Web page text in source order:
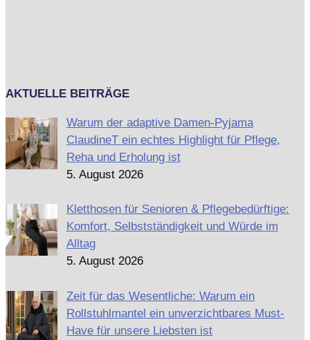
AKTUELLE BEITRÄGE
Warum der adaptive Damen-Pyjama
ClaudineT ein echtes Highlight für Pflege,
Reha und Erholung ist
5. August 2026
Kletthosen für Senioren & Pflegebedürftige:
Komfort, Selbstständigkeit und Würde im
Alltag
5. August 2026
Zeit für das Wesentliche: Warum ein
Rollstuhlmantel ein unverzichtbares Must-
Have für unsere Liebsten ist